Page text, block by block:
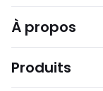
À propos
Produits